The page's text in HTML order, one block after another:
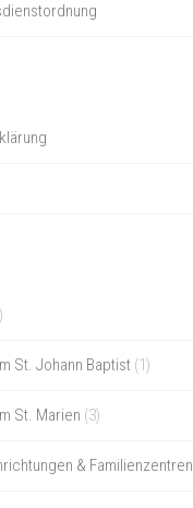
St. Johann Baptist (1)
St. Marien (3)
& Familienzentren